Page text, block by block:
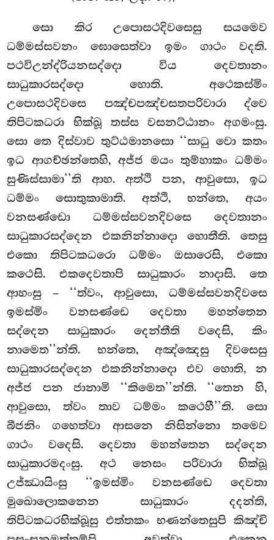
සො කිර උපොසථදිවසෙසු සයමෙව
ධම්මස්සවනං ඝොසෙත්වා ඉමං ගාථං වදති.
පථවිඋන්ද්රියනසද්දො විය දෙවතානං
සාධුකාරසද්දො හොති. අථෙකස්මිං
උපොසථදිවසෙ පඤ්චපඤ්චසතපරිවාරා ද්වෙ
තිපිටකධරා භික්ඛූ තස්ස වසනට්ඨානං අගමංසු.
සො තෙ දිස්වාව තුට්ඨමානසො ‘‘සාධු වො කතං
ඉධ ආගච්ඡන්තෙහි, අජ්ජ මයංතුම්හාකං ධම්මං
සුණිස්සාමා’’ති ආහ. අත්ථි පන, ආවුසො, ඉධ
ධම්මං සොතුකාමාති. අත්ථි, භන්තෙ, අයං
වනසණ්ඩො ධම්මස්සවනදිවසෙ දෙවතානං
සාධුකාරසද්දෙන එකනින්නාදො හොතීති. තෙසු
එකො තිපිටකධරො ධම්මං ඔසාරෙසි, එකො
කථෙසි. එකදෙවතාපි සාධුකාරං නාදාසි. තෙ
ආහංසු – ‘‘ත්වං, ආවුසො, ධම්මස්සවනදිවසෙ
ඉමස්මිං වනසණ්ඩෙ දෙවතා මහන්තෙන
සද්දෙන සාධුකාරං දෙන්තීති වදෙසි, කිං
නාමෙත’’න්ති. භන්තෙ, අඤ්ඤෙසු දිවසෙසු
සාධුකාරසද්දෙන එකනින්නාදො එව හොති, න
අජ්ජ පන ජානාමි ‘‘කිමෙත’’න්ති. ‘‘තෙන හි,
ආවුසො, ත්වං තාව ධම්මං කථෙහී’’ති. සො
බීජනිං ගහෙත්වා ආසනෙ නිසින්නො තමෙව
ගාථං වදෙසි. දෙවතා මහන්තෙන සද්දෙන
සාධුකාරමදංසු. අථ නෙසං පරිවාරා භික්ඛූ
උජ්ඣායිංසු ‘‘ඉමස්මිං වනසණ්ඩෙ දෙවතා
මුඛොලොකනෙන සාධුකාරං දදන්ති,
තිපිටකධරභික්ඛූසු එත්තකං භණන්තෙසුපි කිඤ්චි